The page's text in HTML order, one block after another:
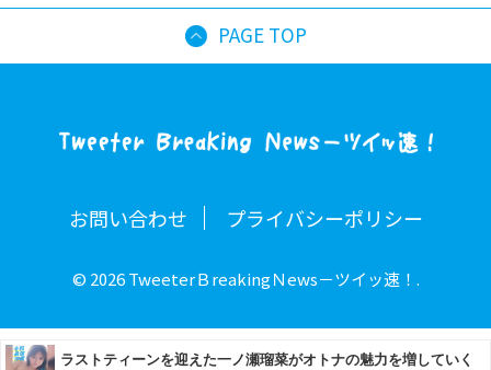
PAGE TOP
お問い合わせ プライバシーポリシー
© 2026 TweeterＢreakingＮews－ツイッ速！.